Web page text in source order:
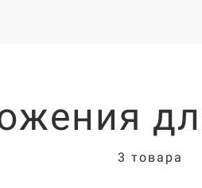
3 товара